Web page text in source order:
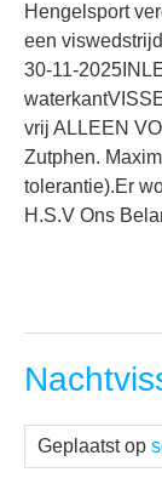
Hengelsport
een
30-11-
vrij ALLEEN
Zutphen.
tolerantie).Er
H.S.V Ons
Geplaatst op